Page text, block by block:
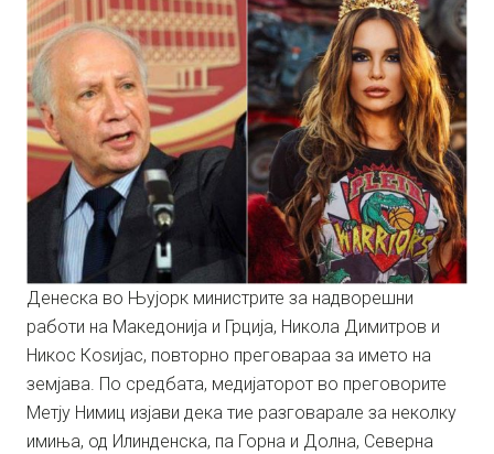
Денеска во Њујорк министрите за надворешни
работи на Македонија и Грција, Никола Димитров и
Никос Коѕијас, повторно преговараа за името на
земјава. По средбата, медијаторот во преговорите
Метју Нимиц изјави дека тие разговарале за неколку
имиња, од Илинденска, па Горна и Долна, Северна